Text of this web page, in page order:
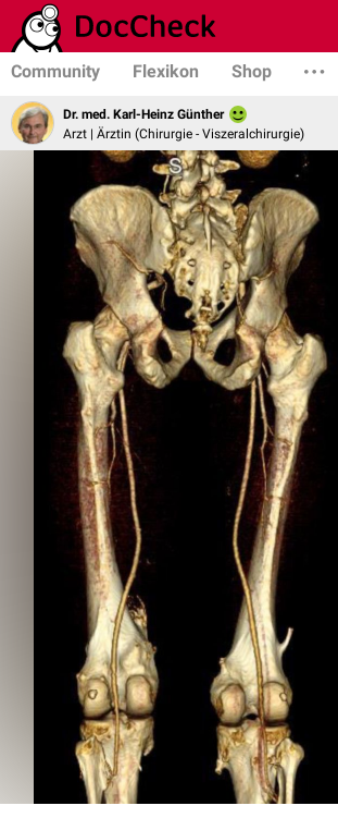
Community Flexikon Shop
Dr. med. Karl-Heinz Günther
Arzt | Ärztin (Chirurgie - Viszeralchirurgie)